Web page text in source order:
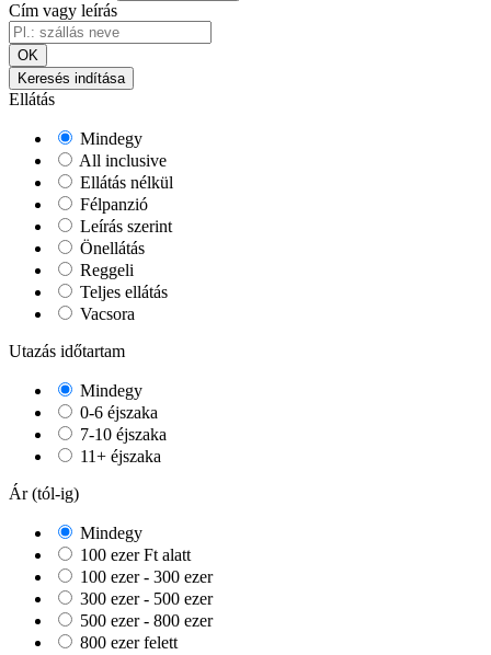
Cím vagy leírás
OK
Keresés indítása
Ellátás
Mindegy
All inclusive
Ellátás nélkül
Félpanzió
Leírás szerint
Önellátás
Reggeli
Teljes ellátás
Vacsora
Utazás időtartam
Mindegy
0-6 éjszaka
7-10 éjszaka
11+ éjszaka
Ár (tól-ig)
Mindegy
100 ezer Ft alatt
100 ezer - 300 ezer
300 ezer - 500 ezer
500 ezer - 800 ezer
800 ezer felett